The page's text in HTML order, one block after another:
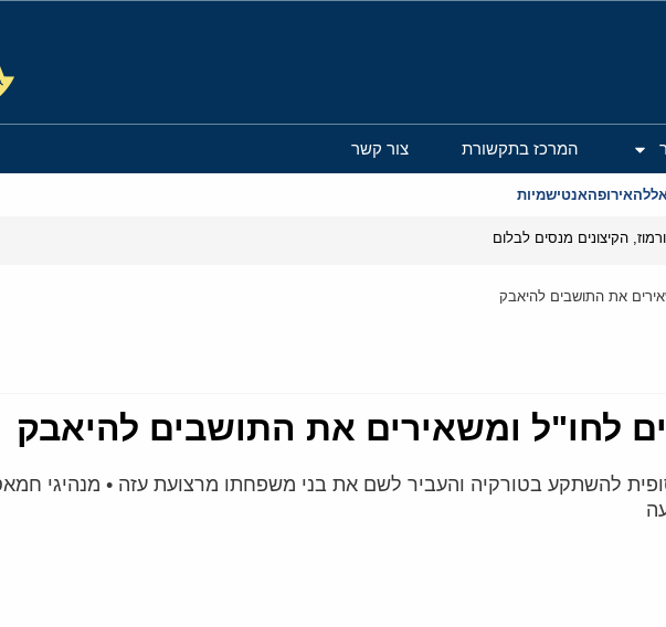
המרכז בתקשורת צור קשר
אירופהאנטישמיות
הקיצונים מנסים לבלום
את התושבים להיאבק
לחו"ל ומשאירים את התושבים להיאבק
להשתקע בטורקיה והעביר לשם את בני משפחתו מרצועת עזה • מנהיגי